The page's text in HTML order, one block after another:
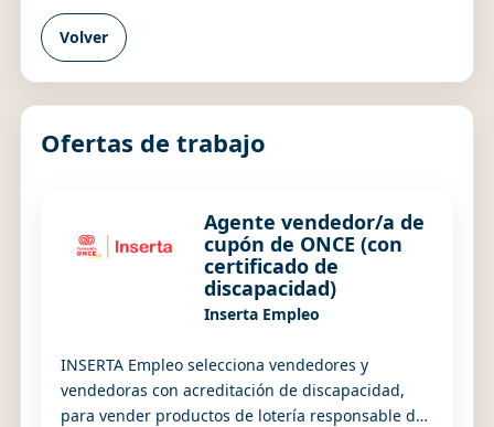
Volver
Ofertas de trabajo
Agente vendedor/a de
cupón de ONCE (con
certificado de
discapacidad)
Inserta Empleo
INSERTA Empleo selecciona vendedores y
vendedoras con acreditación de discapacidad,
para vender productos de lotería responsable de